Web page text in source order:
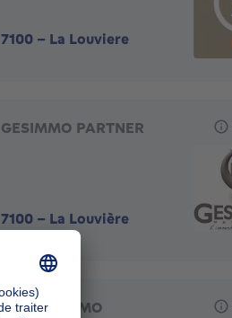
7100 - La Louviere
GESIMMO PARTNER
7100 - La Louvière
ACTUALIMMO